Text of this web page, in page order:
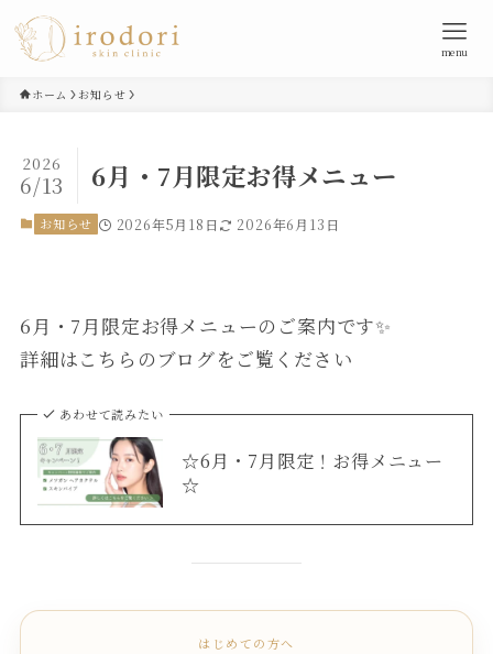
menu
ホーム お知らせ
6月・7月限定お得メニュー
2026
6/13
お知らせ 2026年5月18日 2026年6月13日
6月・7月限定お得メニューのご案内です✨
詳細はこちらのブログをご覧ください
あわせて読みたい
☆6月・7月限定！お得メニュー
☆
はじめての方へ